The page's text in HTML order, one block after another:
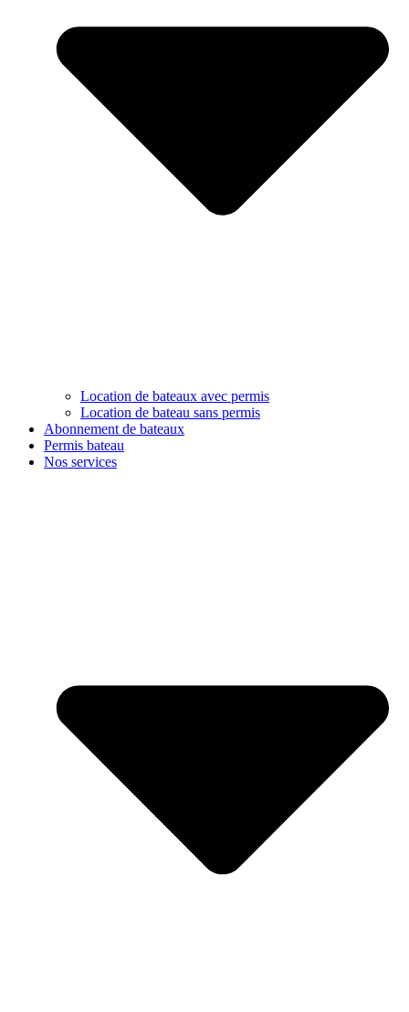
Location de bateaux avec permis
Location de bateau sans permis
Abonnement de bateaux
Permis bateau
Nos services